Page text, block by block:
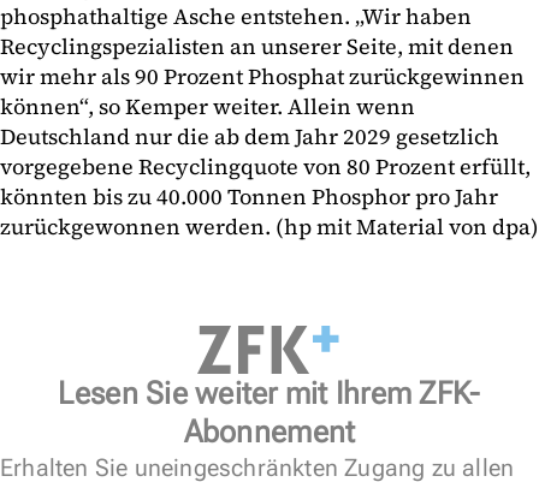
phosphathaltige Asche entstehen. „Wir haben
Recyclingspezialisten an unserer Seite, mit denen
wir mehr als 90 Prozent Phosphat zurückgewinnen
können“, so Kemper weiter. Allein wenn
Deutschland nur die ab dem Jahr 2029 gesetzlich
vorgegebene Recyclingquote von 80 Prozent erfüllt,
könnten bis zu 40.000 Tonnen Phosphor pro Jahr
zurückgewonnen werden. (hp mit Material von dpa)
Lesen Sie weiter mit Ihrem ZFK-
Abonnement
Erhalten Sie uneingeschränkten Zugang zu allen